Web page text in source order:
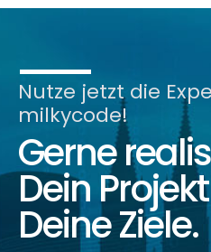
Nutze jetzt die
milkycode!
Gerne
Dein
Deine Ziele.